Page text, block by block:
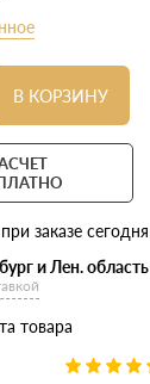
В КОРЗИНУ
заказе сегодня
и Лен. область
товара